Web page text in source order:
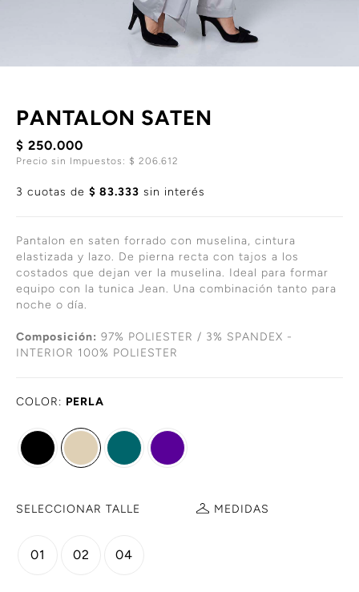
PANTALON SATEN
$ 250.000
Precio sin Impuestos: $ 206.612
3 cuotas de $ 83.333 sin interés
Pantalon en saten forrado con muselina, cintura
elastizada y lazo. De pierna recta con tajos a los
costados que dejan ver la muselina. Ideal para formar
equipo con la tunica Jean. Una combinación tanto para
noche o día.
Composición: 97% POLIESTER / 3% SPANDEX -
INTERIOR 100% POLIESTER
COLOR: PERLA
SELECCIONAR TALLE MEDIDAS
01 02 04